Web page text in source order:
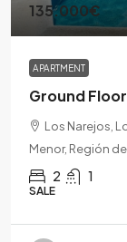
135.000€
APARTMENT
Ground
Los Narejos,
Menor, Región
2 1
SALE